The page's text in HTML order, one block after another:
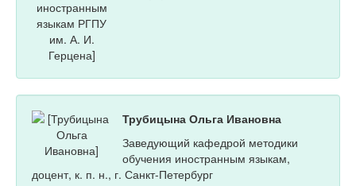
Трубицына Ольга Ивановна
Заведующий кафедрой методики
обучения иностранным языкам,
доцент, к. п. н., г. Санкт-Петербург